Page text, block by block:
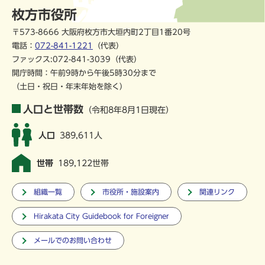
枚方市役所
〒573-8666 大阪府枚方市大垣内町2丁目1番20号
電話： 072-841-1221
（代表）
ファックス:072-841-3039（代表）
開庁時間：午前9時から午後5時30分まで
（土日・祝日・年末年始を除く）
人口と世帯数 （令和8年8月1日現在）
人口 389,611人
世帯 189,122世帯
組織一覧 市役所・施設案内 関連リンク
Hirakata City Guidebook for Foreigner
メールでのお問い合わせ